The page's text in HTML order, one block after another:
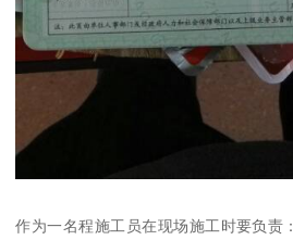
作为一名程施工员在现场施工时要负责